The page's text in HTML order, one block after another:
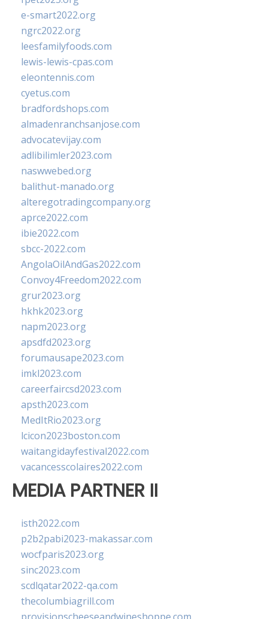
e-smart2022.org
ngrc2022.org
leesfamilyfoods.com
lewis-lewis-cpas.com
eleontennis.com
cyetus.com
bradfordshops.com
almadenranchsanjose.com
advocatevijay.com
adlibilimler2023.com
naswwebed.org
balithut-manado.org
alteregotradingcompany.org
aprce2022.com
ibie2022.com
sbcc-2022.com
AngolaOilAndGas2022.com
Convoy4Freedom2022.com
grur2023.org
hkhk2023.org
napm2023.org
apsdfd2023.org
forumausape2023.com
imkl2023.com
careerfaircsd2023.com
apsth2023.com
MedItRio2023.org
lcicon2023boston.com
waitangidayfestival2022.com
vacancesscolaires2022.com
MEDIA PARTNER II
isth2022.com
p2b2pabi2023-makassar.com
wocfparis2023.org
sinc2023.com
scdlqatar2022-qa.com
thecolumbiagrill.com